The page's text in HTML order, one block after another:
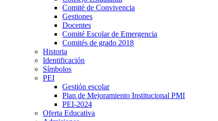
Comité de Convivencia
Gestiones
Docentes
Comité Escolar de Emergencia
Comités de grado 2018
Historia
Identificación
Símbolos
PEI
Gestión escolar
Plan de Mejoramiento Institucional PMI
PEI-2024
Oferta Educativa